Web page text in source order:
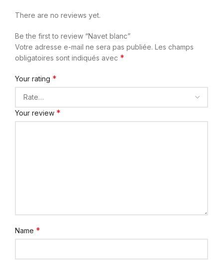
There are no reviews yet.
Be the first to review “Navet blanc”
Votre adresse e-mail ne sera pas publiée. Les champs
obligatoires sont indiqués avec *
Your rating *
Your review *
Name *